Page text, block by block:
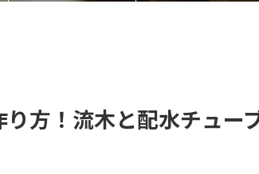
方！流木と配水チュー